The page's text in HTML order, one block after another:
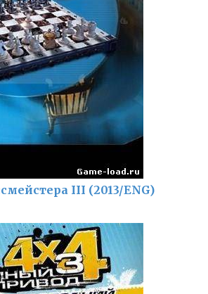
III (2013/ENG)